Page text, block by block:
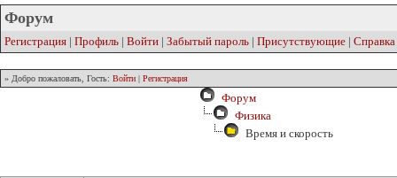
Форум
Регистрация | Профиль | Войти | Забытый пароль | Присутствующие | Справка
» Добро пожаловать, Гость: Войти | Регистрация
Форум
Физика
Время и скорость